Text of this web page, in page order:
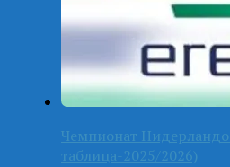
Чемпионат
таблица-2025/2026)